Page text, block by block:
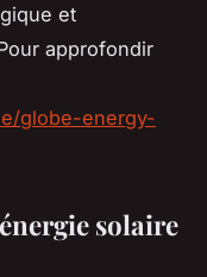
et
approfondir
globe-energy-
solaire